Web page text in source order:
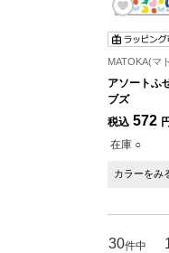
MATOKA(マ
アソートふ
ブズ
税込 572
在庫 ○
カラーをみ
30件中